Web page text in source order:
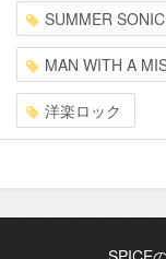
SUMMER SONIC
MAN WITH A
洋楽ロック